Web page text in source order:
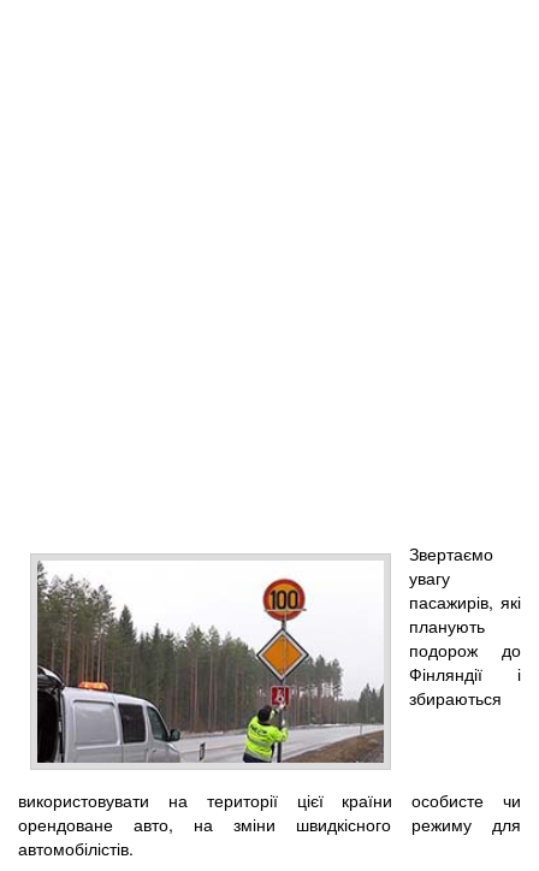
Звертаємо
увагу
пасажирів, які
планують
подорож до
Фінляндії і
збираються
використовувати на території цієї країни особисте чи
орендоване авто, на зміни швидкісного режиму для
автомобілістів.